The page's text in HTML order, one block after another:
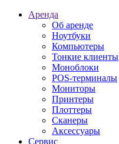
Аренда
Об аренде
Ноутбуки
Компьютеры
Тонкие клиенты
Моноблоки
POS-терминалы
Мониторы
Принтеры
Плоттеры
Сканеры
Аксессуары
Сервис